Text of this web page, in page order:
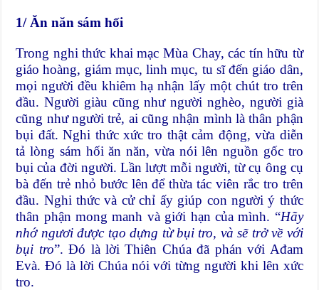
1/ Ăn năn sám hối
Trong nghi thức khai mạc Mùa Chay, các tín hữu từ
giáo hoàng, giám mục, linh mục, tu sĩ đến giáo dân,
mọi người đều khiêm hạ nhận lấy một chút tro trên
đầu. Người giàu cũng như người nghèo, người già
cũng như người trẻ, ai cũng nhận mình là thân phận
bụi đất. Nghi thức xức tro thật cảm động, vừa diễn
tả lòng sám hối ăn năn, vừa nói lên nguồn gốc tro
bụi của đời người. Lần lượt mỗi người, từ cụ ông cụ
bà đến trẻ nhỏ bước lên để thừa tác viên rắc tro trên
đầu. Nghi thức và cử chỉ ấy giúp con người ý thức
thân phận mong manh và giới hạn của mình. “Hãy
nhớ ngươi được tạo dựng từ bụi tro, và sẽ trở về với
bụi tro”. Đó là lời Thiên Chúa đã phán với Ađam
Evà. Đó là lời Chúa nói với từng người khi lên xức
tro.